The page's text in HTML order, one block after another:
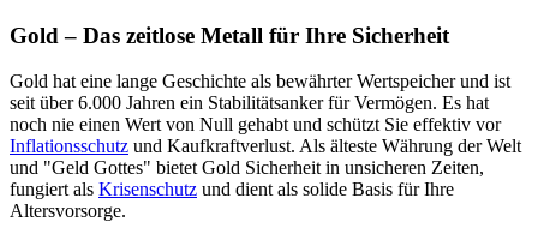
Gold – Das zeitlose Metall für Ihre Sicherheit
Gold hat eine lange Geschichte als bewährter Wertspeicher und ist
seit über 6.000 Jahren ein Stabilitätsanker für Vermögen. Es hat
noch nie einen Wert von Null gehabt und schützt Sie effektiv vor
Inflationsschutz und Kaufkraftverlust. Als älteste Währung der Welt
und "Geld Gottes" bietet Gold Sicherheit in unsicheren Zeiten,
fungiert als Krisenschutz und dient als solide Basis für Ihre
Altersvorsorge.